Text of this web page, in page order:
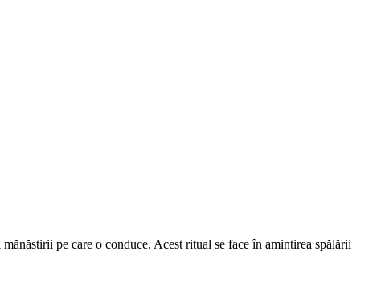
pe care o conduce. Acest ritual se face în amintirea spălării